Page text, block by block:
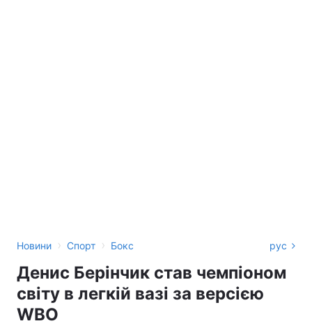
Новини › Спорт › Бокс рус
Денис Берінчик став чемпіоном
світу в легкій вазі за версією
WBO